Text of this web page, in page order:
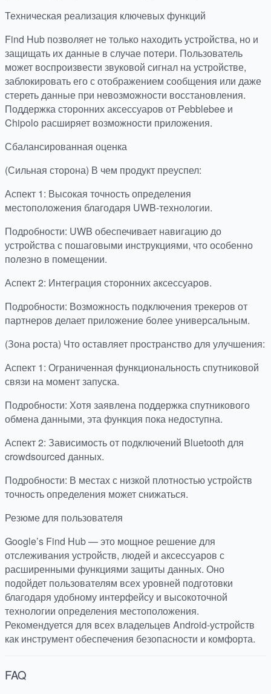
Техническая реализация ключевых функций
Find Hub позволяет не только находить устройства, но и
защищать их данные в случае потери. Пользователь
может воспроизвести звуковой сигнал на устройстве,
заблокировать его с отображением сообщения или даже
стереть данные при невозможности восстановления.
Поддержка сторонних аксессуаров от Pebblebee и
Chipolo расширяет возможности приложения.
Сбалансированная оценка
(Сильная сторона) В чем продукт преуспел:
Аспект 1: Высокая точность определения
местоположения благодаря UWB-технологии.
Подробности: UWB обеспечивает навигацию до
устройства с пошаговыми инструкциями, что особенно
полезно в помещении.
Аспект 2: Интеграция сторонних аксессуаров.
Подробности: Возможность подключения трекеров от
партнеров делает приложение более универсальным.
(Зона роста) Что оставляет пространство для улучшения:
Аспект 1: Ограниченная функциональность спутниковой
связи на момент запуска.
Подробности: Хотя заявлена поддержка спутникового
обмена данными, эта функция пока недоступна.
Аспект 2: Зависимость от подключений Bluetooth для
crowdsourced данных.
Подробности: В местах с низкой плотностью устройств
точность определения может снижаться.
Резюме для пользователя
Google’s Find Hub — это мощное решение для
отслеживания устройств, людей и аксессуаров с
расширенными функциями защиты данных. Оно
подойдет пользователям всех уровней подготовки
благодаря удобному интерфейсу и высокоточной
технологии определения местоположения.
Рекомендуется для всех владельцев Android-устройств
как инструмент обеспечения безопасности и комфорта.
FAQ